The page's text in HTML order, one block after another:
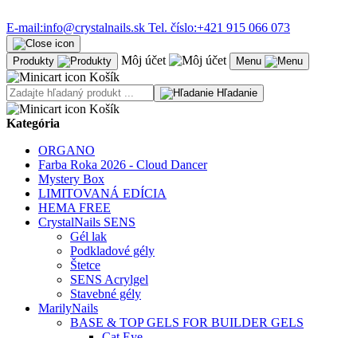
E-mail:info@crystalnails.sk Tel. číslo:+421 915 066 073
Produkty Môj účet Menu
Košík
Hľadanie
Košík
Kategória
ORGANO
Farba Roka 2026 - Cloud Dancer
Mystery Box
LIMITOVANÁ EDÍCIA
HEMA FREE
CrystalNails SENS
Gél lak
Podkladové gély
Štetce
SENS Acrylgel
Stavebné gély
MarilyNails
BASE & TOP GELS FOR BUILDER GELS